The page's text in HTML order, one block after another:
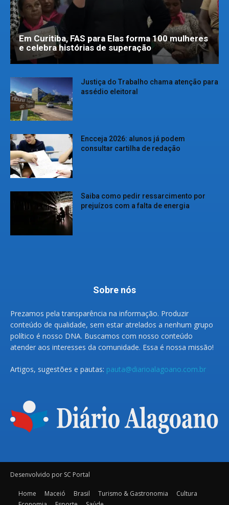
Em Curitiba, FAS para Elas forma 100 mulheres
e celebra histórias de superação
Justiça do Trabalho chama atenção para
assédio eleitoral
Encceja 2026: alunos já podem
consultar cartilha de redação
Saiba como pedir ressarcimento por
prejuízos com a falta de energia
Sobre nós
Prezamos pela transparência na informação. Produzir
conteúdo de qualidade, sem estar atrelados a nenhum grupo
político é nosso DNA. Buscamos com nosso conteúdo
atender aos interesses da comunidade. Essa é nossa missão!
Artigos, sugestões e pautas: pauta@diarioalagoano.com.br
Desenvolvido por SC Portal
Home Maceió Brasil Turismo & Gastronomia
Cultura